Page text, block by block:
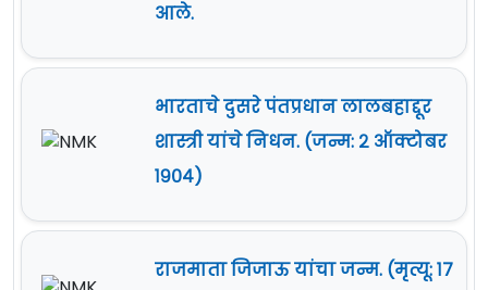
आले.
भारताचे दुसरे पंतप्रधान लालबहाद्दूर
शास्त्री यांचे निधन. (जन्म: २ ऑक्टोबर
१९०४)
राजमाता जिजाऊ यांचा जन्म. (मृत्यू: १७